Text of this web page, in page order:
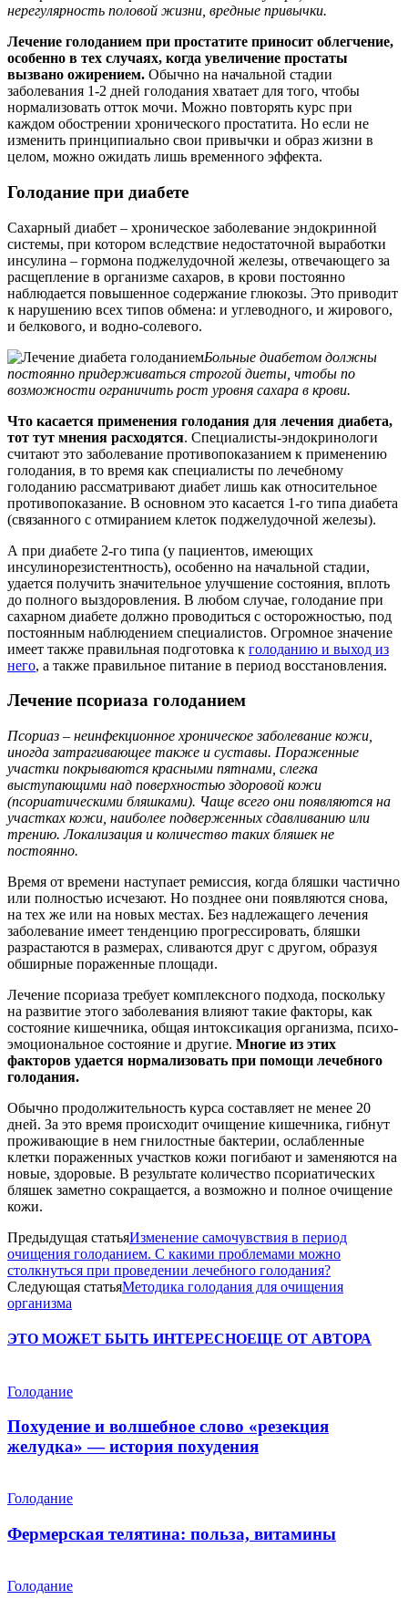
нерегулярность половой жизни, вредные привычки.
Лечение голоданием при простатите приносит облегчение,
особенно в тех случаях, когда увеличение простаты
вызвано ожирением. Обычно на начальной стадии
заболевания 1-2 дней голодания хватает для того, чтобы
нормализовать отток мочи. Можно повторять курс при
каждом обострении хронического простатита. Но если не
изменить принципиально свои привычки и образ жизни в
целом, можно ожидать лишь временного эффекта.
Голодание при диабете
Сахарный диабет – хроническое заболевание эндокринной
системы, при котором вследствие недостаточной выработки
инсулина – гормона поджелудочной железы, отвечающего за
расщепление в организме сахаров, в крови постоянно
наблюдается повышенное содержание глюкозы. Это приводит
к нарушению всех типов обмена: и углеводного, и жирового,
и белкового, и водно-солевого.
Больные диабетом должны
постоянно придерживаться строгой диеты, чтобы по
возможности ограничить рост уровня сахара в крови.
Что касается применения голодания для лечения диабета,
тот тут мнения расходятся. Специалисты-эндокринологи
считают это заболевание противопоказанием к применению
голодания, в то время как специалисты по лечебному
голоданию рассматривают диабет лишь как относительное
противопоказание. В основном это касается 1-го типа диабета
(связанного с отмиранием клеток поджелудочной железы).
А при диабете 2-го типа (у пациентов, имеющих
инсулинорезистентность), особенно на начальной стадии,
удается получить значительное улучшение состояния, вплоть
до полного выздоровления. В любом случае, голодание при
сахарном диабете должно проводиться с осторожностью, под
постоянным наблюдением специалистов. Огромное значение
имеет также правильная подготовка к голоданию и выход из
него, а также правильное питание в период восстановления.
Лечение псориаза голоданием
Псориаз – неинфекционное хроническое заболевание кожи,
иногда затрагивающее также и суставы. Пораженные
участки покрываются красными пятнами, слегка
выступающими над поверхностью здоровой кожи
(псориатическими бляшками). Чаще всего они появляются на
участках кожи, наиболее подверженных сдавливанию или
трению. Локализация и количество таких бляшек не
постоянно.
Время от времени наступает ремиссия, когда бляшки частично
или полностью исчезают. Но позднее они появляются снова,
на тех же или на новых местах. Без надлежащего лечения
заболевание имеет тенденцию прогрессировать, бляшки
разрастаются в размерах, сливаются друг с другом, образуя
обширные пораженные площади.
Лечение псориаза требует комплексного подхода, поскольку
на развитие этого заболевания влияют такие факторы, как
состояние кишечника, общая интоксикация организма, психо-
эмоциональное состояние и другие. Многие из этих
факторов удается нормализовать при помощи лечебного
голодания.
Обычно продолжительность курса составляет не менее 20
дней. За это время происходит очищение кишечника, гибнут
проживающие в нем гнилостные бактерии, ослабленные
клетки пораженных участков кожи погибают и заменяются на
новые, здоровые. В результате количество псориатических
бляшек заметно сокращается, а возможно и полное очищение
кожи.
Предыдущая статьяИзменение самочувствия в период
очищения голоданием. С какими проблемами можно
столкнуться при проведении лечебного голодания?
Следующая статьяМетодика голодания для очищения
организма
ЭТО МОЖЕТ БЫТЬ ИНТЕРЕСНОЕЩЕ ОТ АВТОРА
Голодание
Похудение и волшебное слово «резекция
желудка» — история похудения
Голодание
Фермерская телятина: польза, витамины
Голодание